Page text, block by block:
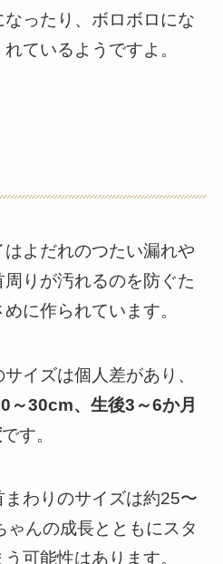
ったり、ボロボロにな
ているようですよ。
よだれのつたい漏れや
りが汚れるのを防ぐた
に作られています。
イズは個人差があり、
～30cm、生後3～6か月
です。
わりのサイズは約25〜
んの成長とともにスタ
可能性はあります。